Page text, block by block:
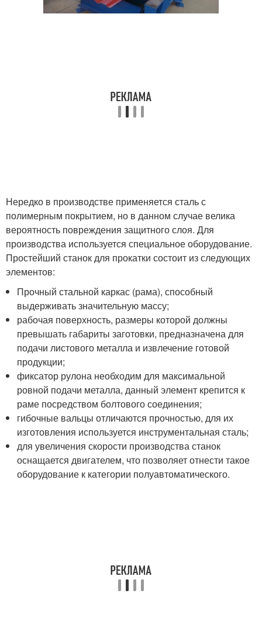
Нередко в производстве применяется сталь с
полимерным покрытием, но в данном случае велика
вероятность повреждения защитного слоя. Для
производства используется специальное оборудование.
Простейший станок для прокатки состоит из следующих
элементов:
Прочный стальной каркас (рама), способный
выдерживать значительную массу;
рабочая поверхность, размеры которой должны
превышать габариты заготовки, предназначена для
подачи листового металла и извлечение готовой
продукции;
фиксатор рулона необходим для максимальной
ровной подачи металла, данный элемент крепится к
раме посредством болтового соединения;
гибочные вальцы отличаются прочностью, для их
изготовления используется инструментальная сталь;
для увеличения скорости производства станок
оснащается двигателем, что позволяет отнести такое
оборудование к категории полуавтоматического.